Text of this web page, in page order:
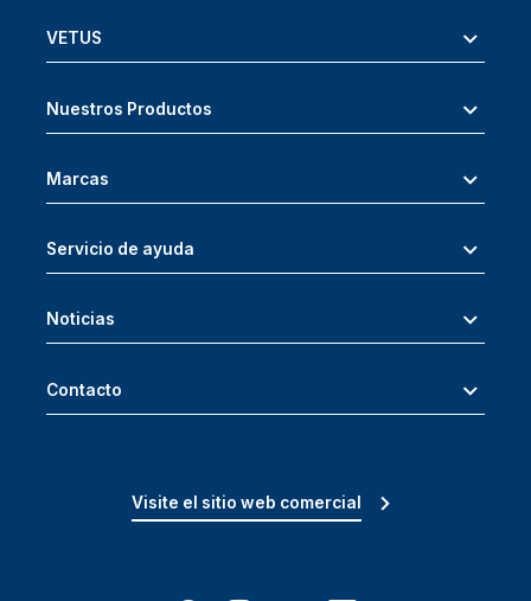
VETUS
Nuestros Productos
Marcas
Servicio de ayuda
Noticias
Contacto
Visite el sitio web comercial